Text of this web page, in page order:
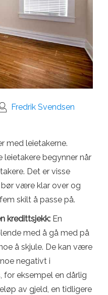
Fredrik Svendsen
med leietakerne.
leietakere begynner når
Det er visse
være klar over og
skilt å passe på.
kredittsjekk: En
med å gå med på
å skjule. De kan være
negativt i
for eksempel en dårlig
av gjeld, en tidligere